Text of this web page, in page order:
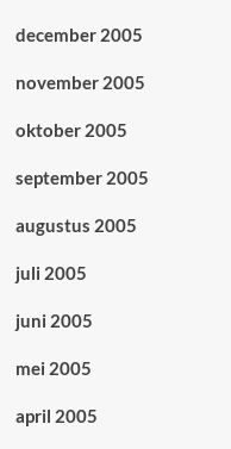
december 2005
november 2005
oktober 2005
september 2005
augustus 2005
juli 2005
juni 2005
mei 2005
april 2005